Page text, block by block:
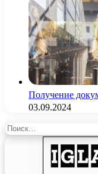
Получение
03.09.2024
Найти: